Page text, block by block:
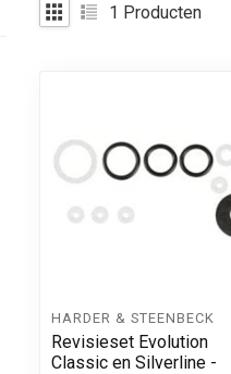
1 Producten
HARDER & STEENBECK
Revisieset Evolution
Classic en Silverline -